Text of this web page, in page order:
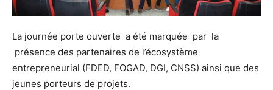
La journée porte ouverte a été marquée par la
présence des partenaires de l’écosystème
entrepreneurial (FDED, FOGAD, DGI, CNSS) ainsi que des
jeunes porteurs de projets.